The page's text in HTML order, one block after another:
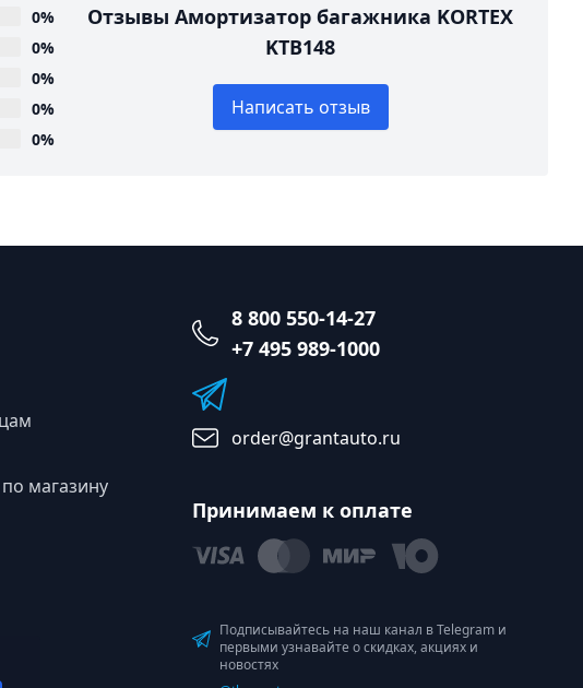
0%
0%
0%
0%
0%
Отзывы Амортизатор багажника KORTEX
KTB148
Написать отзыв
магазину
8 800 550-14-27
+7 495 989-1000
order@grantauto.ru
Принимаем к оплате
Подписывайтесь на наш канал в Telegram и
первыми узнавайте о скидках, акциях и
новостях